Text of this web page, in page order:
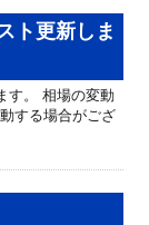
ト更新しま
す。 相場の変動
する場合がござ